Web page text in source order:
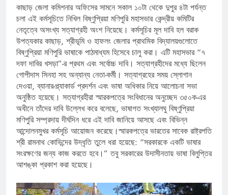
কাছাড় জেলা কমিশনার অফিসের সামনে সকাল ১০টা থেকে দুপুর ৪টা পর্যন্ত
চলা এই কর্মসূচিতে নিখিল বিষ্ণুপ্রিয়া মণিপুরি মহাসভার কেন্দ্রীয় কমিটির
নেতৃত্বে অসংখ্য সত্যাগ্রহী অংশ নিয়েছে। কর্মসূচির মূল দাবি হল বরাক
উপত্যকার কাছাড়, শ্রীভূমি ও হাফলং জেলার প্রাথমিক বিদ্যালয়গুলোতে
বিষ্ণুপ্রিয়া মণিপুরি ভাষাকে পাঠমাধ্যম হিসেবে চালু করা। এটি মহাসভার “৭
দফা দাবির খসড়া”-র প্রথম এবং সর্বোচ্চ দাবি। সত্যাগ্রহীদের মধ্যে ছিলেন
গোপীদাস সিনহা সহ অন্যান্য নেতা-কর্মী। সত্যাগ্রহের সময় স্লোগান
দেওয়া, ব্যানার-প্ল্যাকার্ড প্রদর্শন এবং ভাষা অধিকার নিয়ে আলোচনা সভা
অনুষ্ঠিত হয়েছে। সত্যাগ্রহীরা স্মারকপত্রে সংবিধানের অনুচ্ছেদ ৩৫০ক-এর
অধীনে তাঁদের দাবি উল্লেখ করে বলেছে, ভাষাগত সংখ্যালঘু বিষ্ণুপ্রিয়া
মণিপুরি সম্প্রদায় দীর্ঘদিন ধরে এই দাবি জানিয়ে আসছে এবং বিভিন্ন
আন্দোলনমুখর কর্মসূচি আয়োজন করেছে।স্মারকপত্রে ভারতের সাবেক রাষ্ট্রপতি
শ্রী রামনাথ কোভিন্দের উদ্ধৃতি তুলে ধরা হয়েছে: “সরকারকে একটি ভাষার
সংরক্ষণের জন্য কাজ করতে হবে।” তবু সরকারের উদাসীনতায় ভাষা বিলুপ্তির
আশঙ্কা প্রকাশ করা হয়েছে।